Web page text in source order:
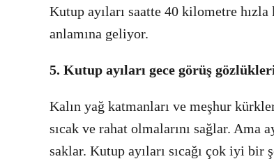
Kutup ayıları saatte 40 kilometre
anlamına geliyor.
5. Kutup ayıları gece görüş
Kalın yağ katmanları ve meşhur
sıcak ve rahat olmalarını sağlar. Ama
saklar. Kutup ayıları sıcağı çok iyi bir